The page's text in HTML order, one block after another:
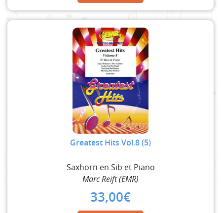
Greatest Hits Vol.8 (5)
Saxhorn en Sib et Piano
Marc Reift (EMR)
33,00€